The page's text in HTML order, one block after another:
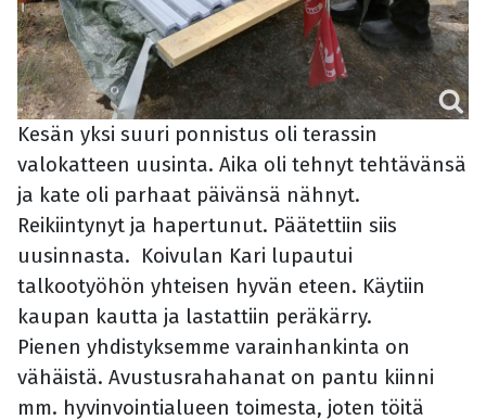
Kesän yksi suuri ponnistus oli terassin
valokatteen uusinta. Aika oli tehnyt tehtävänsä
ja kate oli parhaat päivänsä nähnyt.
Reikiintynyt ja hapertunut. Päätettiin siis
uusinnasta. Koivulan Kari lupautui
talkootyöhön yhteisen hyvän eteen. Käytiin
kaupan kautta ja lastattiin peräkärry.
Pienen yhdistyksemme varainhankinta on
vähäistä. Avustusrahahanat on pantu kiinni
mm. hyvinvointialueen toimesta, joten töitä